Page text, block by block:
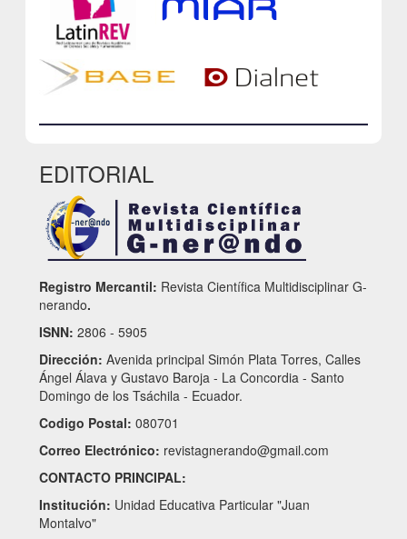
EDITORIAL
Registro Mercantil: Revista Científica Multidisciplinar G-
nerando.
ISNN: 2806 - 5905
Dirección: Avenida principal Simón Plata Torres, Calles
Ángel Álava y Gustavo Baroja - La Concordia - Santo
Domingo de los Tsáchila - Ecuador.
Codigo Postal: 080701
Correo Electrónico: revistagnerando@gmail.com
CONTACTO PRINCIPAL:
Institución: Unidad Educativa Particular "Juan
Montalvo"